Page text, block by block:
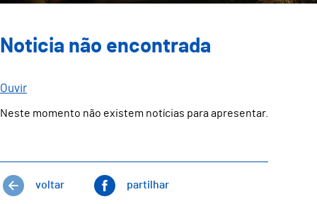
Noticia não encontrada
Ouvir
Neste momento não existem notícias para apresentar.
voltar partilhar